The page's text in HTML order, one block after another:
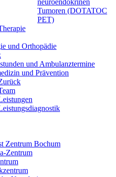
neuroendokrinen
Tumoren (DOTATOC
PET)
und Orthopädie
und Ambulanztermine
und Prävention
Zentrum Bochum
Zentrum